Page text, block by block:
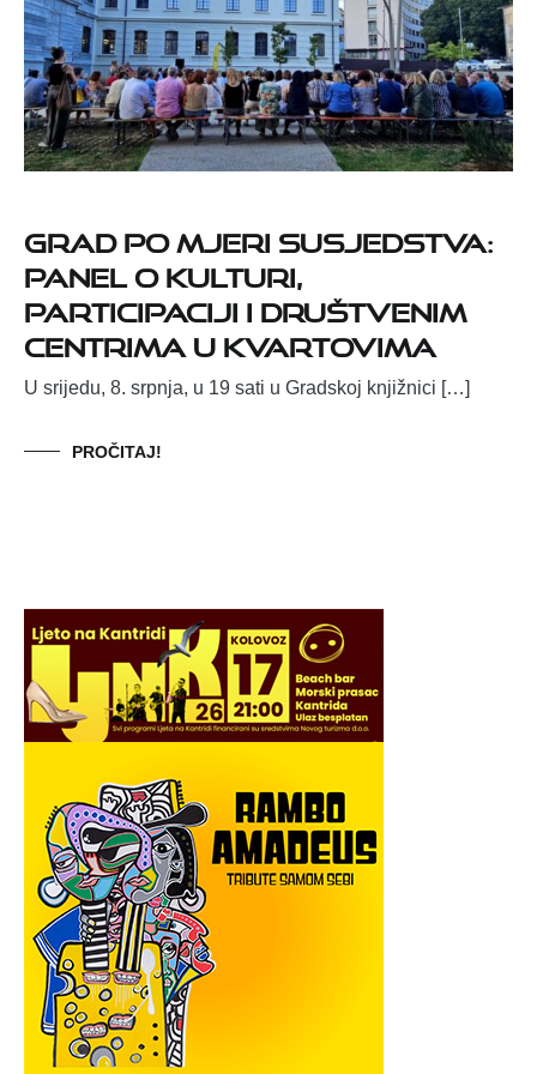
Grad po mjeri susjedstva:
panel o kulturi,
participaciji i društvenim
centrima u kvartovima
U srijedu, 8. srpnja, u 19 sati u Gradskoj knjižnici […]
PROČITAJ!